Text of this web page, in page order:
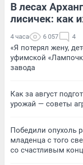
В лесах
лисичек: как
4 часа 6 057 4
«Я потерял жену,
уфимской
завода
Как за август
урожай — советы
Победили опухоль
младенца с того
со счастливым